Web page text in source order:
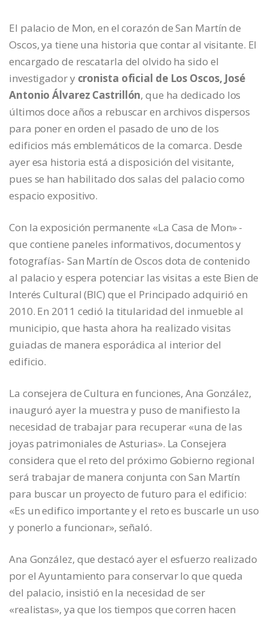
El palacio de Mon, en el corazón de San Martín de
Oscos, ya tiene una historia que contar al visitante. El
encargado de rescatarla del olvido ha sido el
investigador y cronista oficial de Los Oscos, José
Antonio Álvarez Castrillón, que ha dedicado los
últimos doce años a rebuscar en archivos dispersos
para poner en orden el pasado de uno de los
edificios más emblemáticos de la comarca. Desde
ayer esa historia está a disposición del visitante,
pues se han habilitado dos salas del palacio como
espacio expositivo.
Con la exposición permanente «La Casa de Mon» -
que contiene paneles informativos, documentos y
fotografías- San Martín de Oscos dota de contenido
al palacio y espera potenciar las visitas a este Bien de
Interés Cultural (BIC) que el Principado adquirió en
2010. En 2011 cedió la titularidad del inmueble al
municipio, que hasta ahora ha realizado visitas
guiadas de manera esporádica al interior del
edificio.
La consejera de Cultura en funciones, Ana González,
inauguró ayer la muestra y puso de manifiesto la
necesidad de trabajar para recuperar «una de las
joyas patrimoniales de Asturias». La Consejera
considera que el reto del próximo Gobierno regional
será trabajar de manera conjunta con San Martín
para buscar un proyecto de futuro para el edificio:
«Es un edifico importante y el reto es buscarle un uso
y ponerlo a funcionar», señaló.
Ana González, que destacó ayer el esfuerzo realizado
por el Ayuntamiento para conservar lo que queda
del palacio, insistió en la necesidad de ser
«realistas», ya que los tiempos que corren hacen